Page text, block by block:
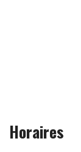
Horaires